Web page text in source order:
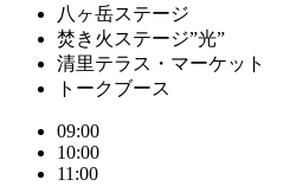
八ヶ岳ステージ
焚き火ステージ”光”
清里テラス・マーケット
トークブース
09:00
10:00
11:00